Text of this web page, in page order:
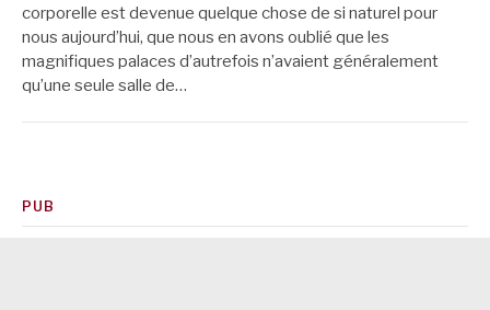
corporelle est devenue quelque chose de si naturel pour
nous aujourd’hui, que nous en avons oublié que les
magnifiques palaces d’autrefois n’avaient généralement
qu’une seule salle de…
PUB